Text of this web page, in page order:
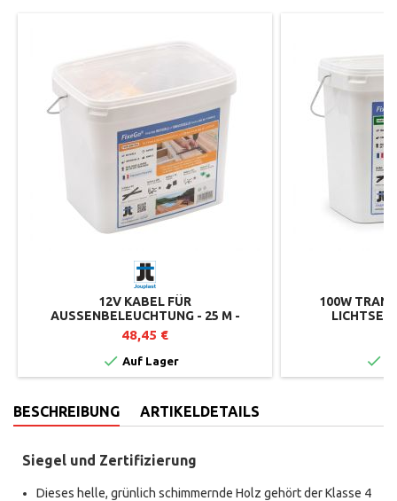
12V KABEL FÜR
AUSSENBELEUCHTUNG - 25 M - L
IGHTPRO
48,45 €
 Auf Lager
100W

BESCHREIBUNG ARTIKELDETAILS
Siegel und Zertifizierung
Dieses helle, grünlich schimmernde Holz gehört der Klasse 4